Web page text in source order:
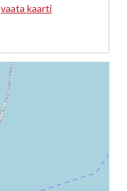
vaata kaarti